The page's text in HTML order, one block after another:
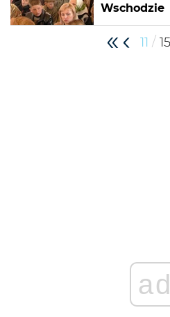
Wschodzie
11 / 15
ad